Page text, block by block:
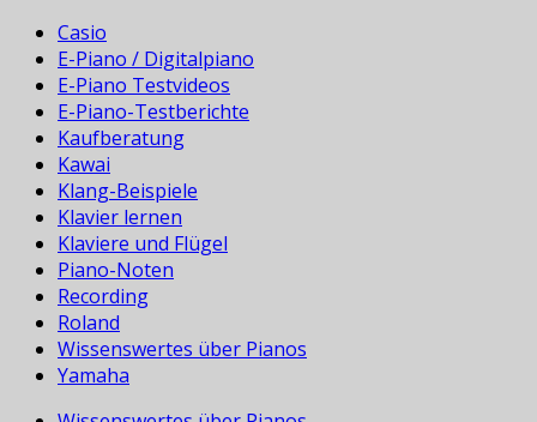
Casio
E-Piano / Digitalpiano
E-Piano Testvideos
E-Piano-Testberichte
Kaufberatung
Kawai
Klang-Beispiele
Klavier lernen
Klaviere und Flügel
Piano-Noten
Recording
Roland
Wissenswertes über Pianos
Yamaha